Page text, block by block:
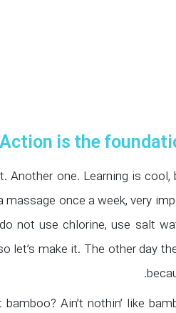
Action is the
one. Learning is
once a week, very
not use chlorine, use salt
make it. The other day
Ain’t nothin’ like